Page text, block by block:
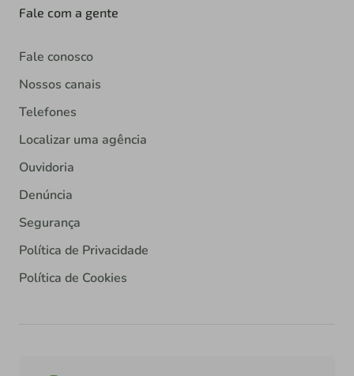
Fale com a gente
Fale conosco
Nossos canais
Telefones
Localizar uma agência
Ouvidoria
Denúncia
Segurança
Política de Privacidade
Política de Cookies